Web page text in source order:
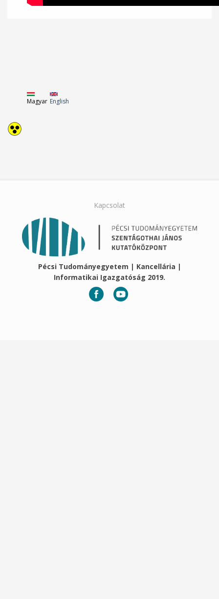
Magyar English
Kapcsolat
Pécsi Tudományegyetem | Kancellária |
Informatikai Igazgatóság 2019.